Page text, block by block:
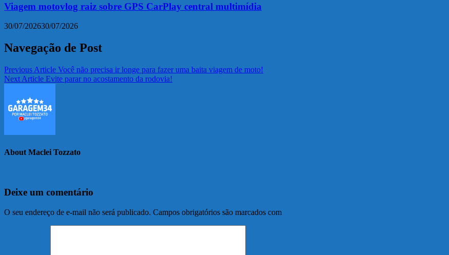
Viagem motovlog raiz sobre GPS CarPlay central multimídia
30/07/202630/07/2026
Navegação de Post
Previous Article Você não precisa ir longe para fazer uma baita viagem de moto!
Next Article Evite parar no acostamento da rodovia!
About Maclei Tozzato
Deixe um comentário
O seu endereço de e-mail não será publicado. Campos obrigatórios são marcados com